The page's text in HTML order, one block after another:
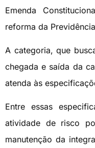
Emenda
reforma da
A categoria, que
chegada e saída da
atenda às
Entre essas
atividade de risco
manutenção da